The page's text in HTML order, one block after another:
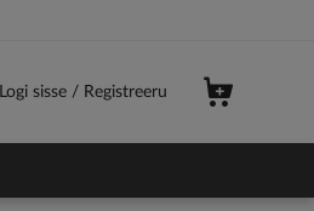
Logi sisse / Registreeru